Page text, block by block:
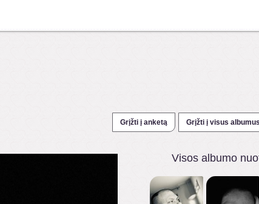
Grįžti į anketą Grįžti į visus albumus
Visos albumo